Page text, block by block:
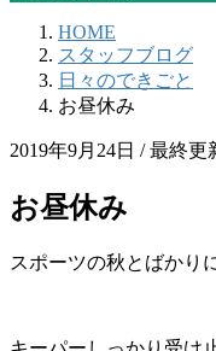
HOME
スタッフブログ
日々のできごと
お昼休み
2019年9月24日 / 最終更
お昼休み
スポーツの秋とばかり